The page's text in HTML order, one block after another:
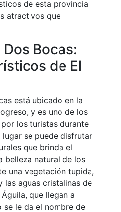
de esta provincia
atractivos que
Dos Bocas:
de El
está ubicado en la
y es uno de los
los turistas durante
se puede disfrutar
que brinda el
belleza natural de los
una vegetación tupida,
las aguas cristalinas de
que llegan a
se le da el nombre de